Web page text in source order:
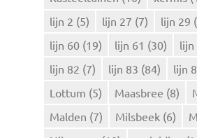
lijn 2 (5) lijn 27 (7) lijn 29
lijn 60 (19) lijn 61 (30) lijn
lijn 82 (7) lijn 83 (84) lijn
Lottum (5) Maasbree (8)
Malden (7) Milsbeek (6)